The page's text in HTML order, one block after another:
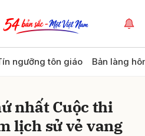
ngưỡng tôn giáo Bản làng
nhất Cuộc thi
lịch sử vẻ vang